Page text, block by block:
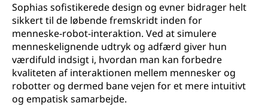
Sophias sofistikerede design og evner bidrager helt
sikkert til de løbende fremskridt inden for
menneske-robot-interaktion. Ved at simulere
menneskelignende udtryk og adfærd giver hun
værdifuld indsigt i, hvordan man kan forbedre
kvaliteten af interaktionen mellem mennesker og
robotter og dermed bane vejen for et mere intuitivt
og empatisk samarbejde.